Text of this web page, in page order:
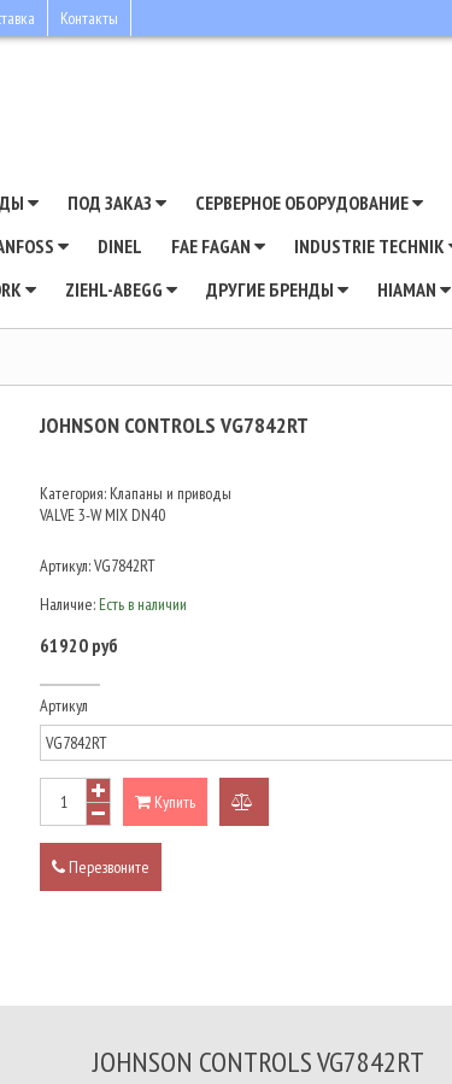
Контакты
ПОД ЗАКАЗ СЕРВЕРНОЕ ОБОРУДОВАНИЕ
DINEL FAE FAGAN INDUSTRIE TECHNIK
ZIEHL-ABEGG ДРУГИЕ БРЕНДЫ HIAMAN
JOHNSON CONTROLS VG7842RT
Категория: Клапаны и приводы
VALVE 3-W MIX DN40
Артикул:VG7842RT
Наличие: Есть в наличии
61920 руб
Артикул
Купить
Перезвоните
JOHNSON CONTROLS VG7842RT